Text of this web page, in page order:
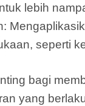
lebih
seperti
bagi
yang